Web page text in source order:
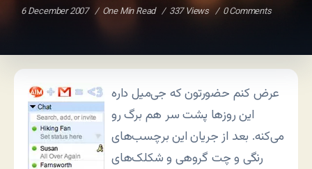
6 December 2007 One Min Read 337 Views 0 Comments
عرض کنم حضورتون که جی‌میل داره
این روزها پشت سر هم برگ رو
می‌کنه. بعد از جریان این برچسب‌های
رنگی و چت گروهی و شکلک‌های